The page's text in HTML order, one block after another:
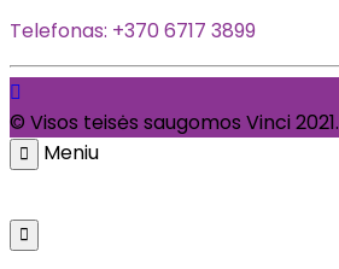
Telefonas: +370 6717 3899
© Visos teisės saugomos Vinci 2021.
Meniu